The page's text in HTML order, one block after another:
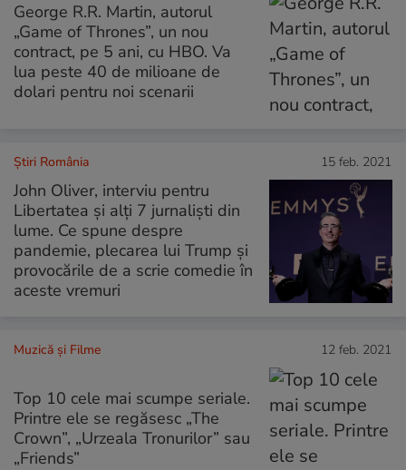
George R.R. Martin, autorul
„Game of Thrones”, un nou
contract, pe 5 ani, cu HBO. Va
lua peste 40 de milioane de
dolari pentru noi scenarii
Știri România 15 feb. 2021
John Oliver, interviu pentru
Libertatea și alți 7 jurnaliști din
lume. Ce spune despre
pandemie, plecarea lui Trump și
provocările de a scrie comedie în
aceste vremuri
Muzică și Filme 12 feb. 2021
Top 10 cele mai scumpe seriale.
Printre ele se regăsesc „The
Crown”, „Urzeala Tronurilor” sau
„Friends”